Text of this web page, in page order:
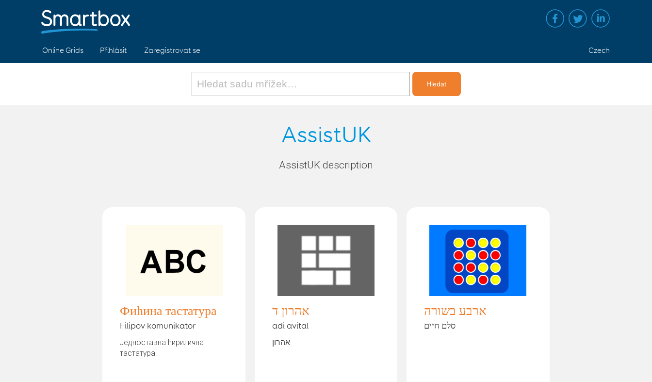
Online Grids Přihlásit Zaregistrovat se Czech
AssistUK
AssistUK description
Фићина тастатура
Filipov komunikator
Једноставна ћирилична
тастатура
אהרון ד
adi avital
אהרון
ארבע בשורה
סלם חיים